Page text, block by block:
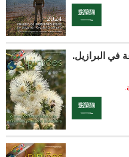
في البرازيل.